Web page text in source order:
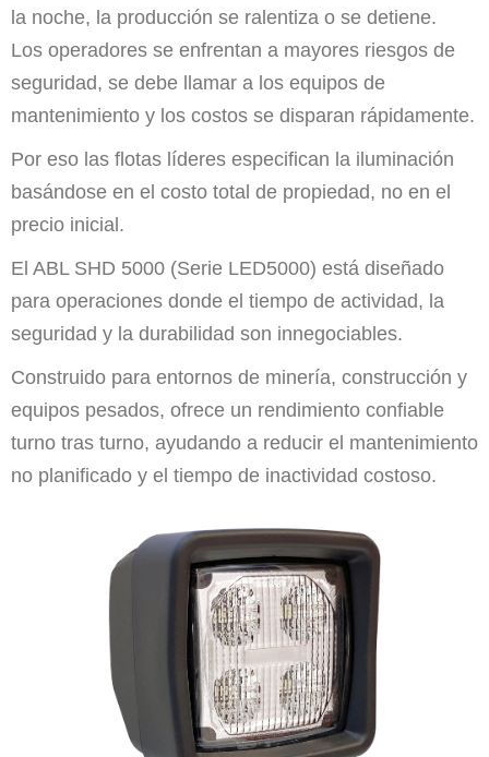
la noche, la producción se ralentiza o se detiene.
Los operadores se enfrentan a mayores riesgos de
seguridad, se debe llamar a los equipos de
mantenimiento y los costos se disparan rápidamente.
Por eso las flotas líderes especifican la iluminación
basándose en el costo total de propiedad, no en el
precio inicial.
El ABL SHD 5000 (Serie LED5000) está diseñado
para operaciones donde el tiempo de actividad, la
seguridad y la durabilidad son innegociables.
Construido para entornos de minería, construcción y
equipos pesados, ofrece un rendimiento confiable
turno tras turno, ayudando a reducir el mantenimiento
no planificado y el tiempo de inactividad costoso.